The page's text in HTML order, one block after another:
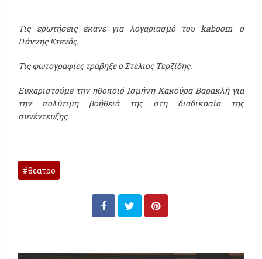
Τις ερωτήσεις έκανε για λογαριασμό του kaboom o
Γιάννης Κτενάς.
Τις φωτογραφίες τράβηξε ο Στέλιος Τερζίδης.
Ευχαριστούμε την ηθοποιό Ισμήνη Κακούρα Βαρακλή για
την πολύτιμη βοήθειά της στη διαδικασία της
συνέντευξης.
θεατρο